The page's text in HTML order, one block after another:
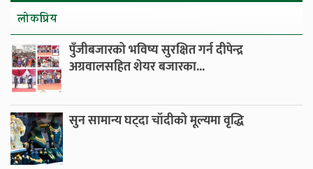
लाेकप्रिय
पुँजीबजारको भविष्य सुरक्षित गर्न दीपेन्द्र
अग्रवालसहित शेयर बजारका...
सुन सामान्य घट्दा चाँदीको मूल्यमा वृद्धि